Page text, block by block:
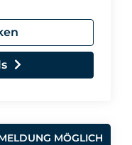
MÖGLICH